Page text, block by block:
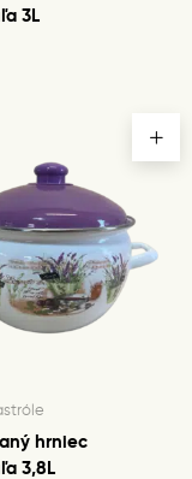
3L
hrniec
3,8L